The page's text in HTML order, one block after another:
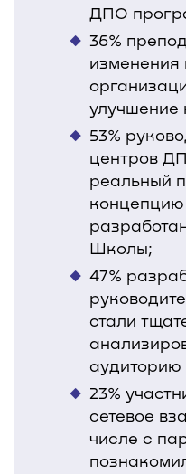
ДПО
36%
улучшение
53%
центров
реальный
Школы;
47%
стали
аудиторию
23%
сетевое
числе с